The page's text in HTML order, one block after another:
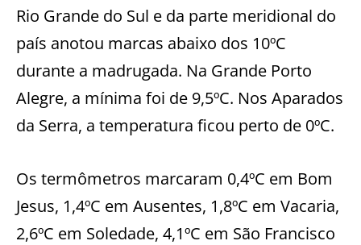
Rio Grande do Sul e da parte meridional do
país anotou marcas abaixo dos 10ºC
durante a madrugada. Na Grande Porto
Alegre, a mínima foi de 9,5ºC. Nos Aparados
da Serra, a temperatura ficou perto de 0ºC.
Os termômetros marcaram 0,4ºC em Bom
Jesus, 1,4ºC em Ausentes, 1,8ºC em Vacaria,
2,6ºC em Soledade, 4,1ºC em São Francisco